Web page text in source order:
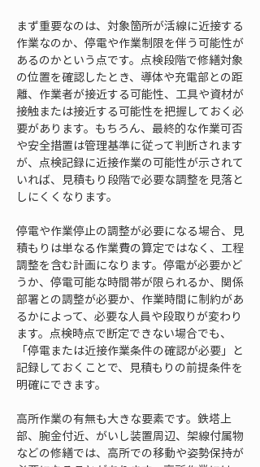
まず重要なのは、対象箇所が活線に近接する
作業なのか、停電や作業制限を伴う可能性が
あるのかという点です。点検段階で修繕対象
の位置を確認したとき、導体や充電部との距
離、作業者が接近する可能性、工具や資材が
接触または接近する可能性を把握しておく必
要があります。もちろん、最終的な作業可否
や安全措置は管理基準に従って判断されます
が、点検記録に近接作業の可能性が示されて
いれば、見積もり段階で必要な調整を見落と
しにくくなります。
停電や作業停止の調整が必要になる場合、見
積もりは単なる作業費の算定ではなく、工程
調整を含む計画になります。停電が必要かど
うか、停電可能な時間帯が限られるか、関係
部署との調整が必要か、作業時間に制約があ
るかによって、必要な人員や段取りが変わり
ます。点検時点で断定できない場合でも、
「停電または近接作業条件の確認が必要」と
記録しておくことで、見積もりの前提条件を
明確にできます。
高所作業の有無も大きな要素です。鉄塔上
部、腕金付近、がいし装置周辺、架線付属物
などの修繕では、高所での移動や姿勢保持が